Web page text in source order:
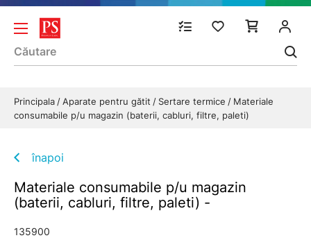
Principala Aparate pentru gătit Sertare termice
Materiale
consumabile p/u magazin (baterii, cabluri, filtre, paleti)
înapoi
Materiale consumabile p/u magazin
(baterii, cabluri, filtre, paleti) -
135900